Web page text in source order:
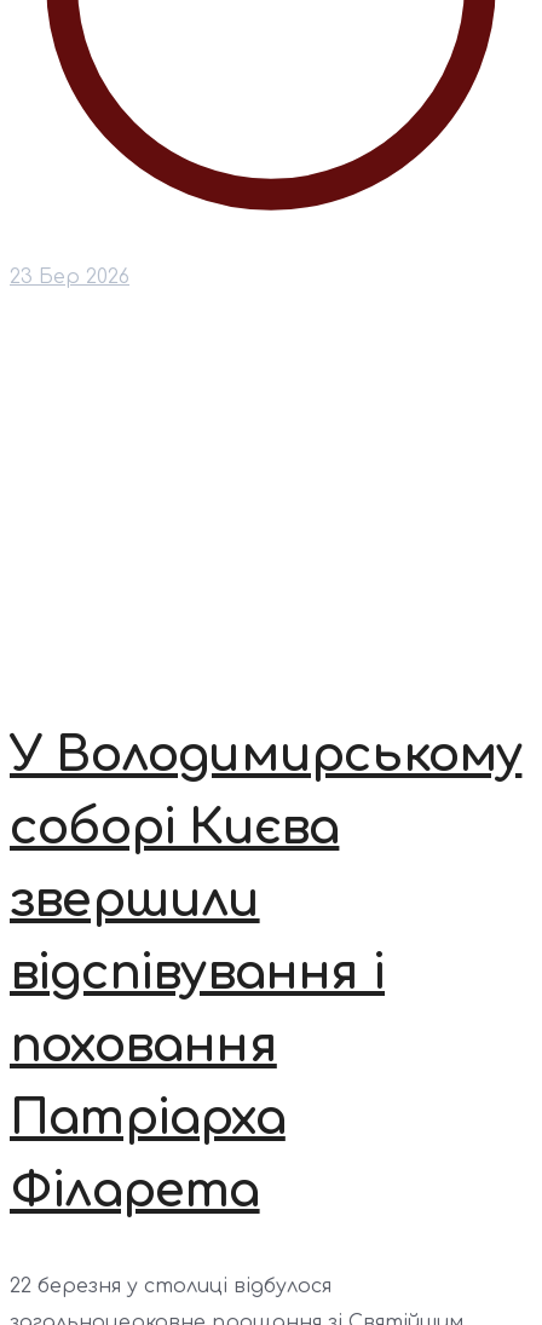
23 Бер 2026
У Володимирському
соборі Києва
звершили
відспівування і
поховання
Патріарха
Філарета
22 березня у столиці відбулося